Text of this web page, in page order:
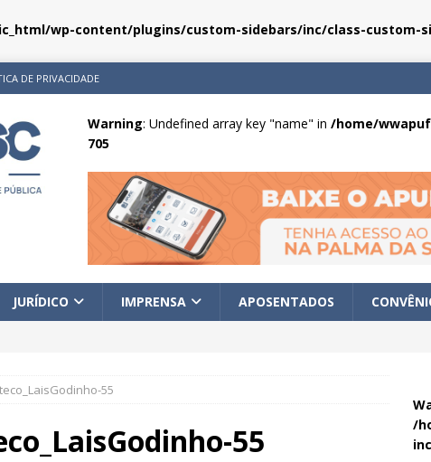
wp-content/plugins/custom-sidebars/inc/class-custom-
DE PRIVACIDADE
Warning: Undefined array key "name" in /home/
705
JURÍDICO IMPRENSA APOSENTADOS
55
55
/